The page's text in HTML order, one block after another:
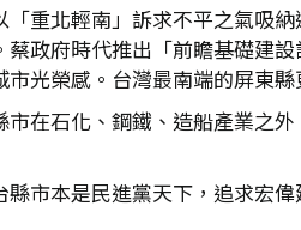
重北輕南」訴求不平之氣吸
政府時代推出「前瞻基礎建
光榮感。台灣最南端的屏東
在石化、鋼鐵、造船產業之
市本是民進黨天下，追求宏